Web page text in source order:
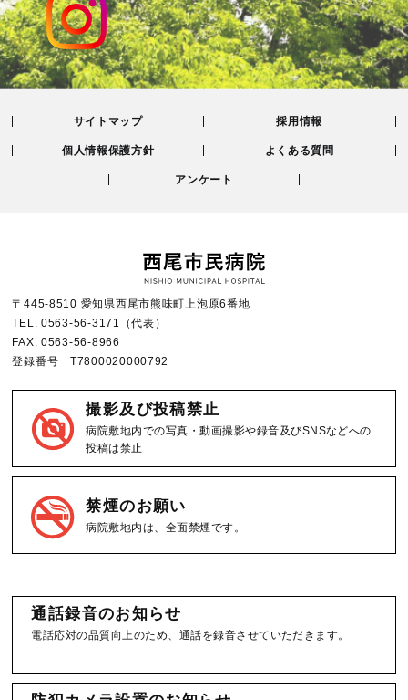
サイトマップ 採用情報
個人情報保護方針 よくある質問
アンケート
〒445-8510 愛知県西尾市熊味町上泡原6番地
TEL.0563-56-3171
（代表）
FAX.0563-56-8966
登録番号 T7800020000792
撮影及び投稿禁止
病院敷地内での写真・動画撮影や録音及びSNSなどへの
投稿は禁止
禁煙のお願い
病院敷地内は、全面禁煙です。
通話録音のお知らせ
電話応対の品質向上のため、通話を録音させていただきます。